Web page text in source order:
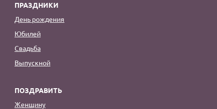
ПРАЗДНИКИ
День рождения
Юбилей
Свадьба
Выпускной
ПОЗДРАВИТЬ
Женщину